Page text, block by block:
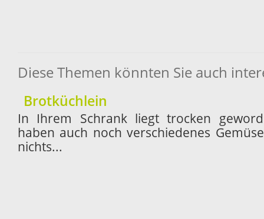
Diese Themen könnten Sie auch
Brotküchlein
In Ihrem Schrank liegt trocken
haben auch noch verschiedenes
nichts...